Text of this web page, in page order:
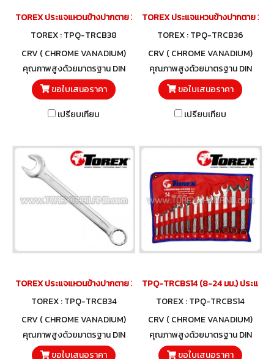
TOREX ประแจแหวนข้างปากตาย 38 มม.
TOREX : TPQ-TRCB38
CRV ( CHROME VANADIUM)
คุณภาพสูงด้วยมาตรฐาน DIN
3113 และวัสดุโครมวานาเดียม
ขอใบเสนอราคา
เปรียบเทียบ
TOREX ประแจแหวนข้างปากตาย 36
TOREX : TPQ-TRCB36
CRV ( CHROME VANADIUM)
คุณภาพสูงด้วยมาตรฐาน DIN
3113 และวัสดุโครมวานาเดียม
ขอใบเสนอราคา
เปรียบเทียบ
TOREX ประแจแหวนข้างปากตาย 34 มม.
TOREX : TPQ-TRCB34
CRV ( CHROME VANADIUM)
คุณภาพสูงด้วยมาตรฐาน DIN
3113 และวัสดุโครมวานาเดียม
ขอใบเสนอราคา
TPQ-TRCBS14 (8-24 มม.) ประแจแ
TOREX : TPQ-TRCBS14
CRV ( CHROME VANADIUM)
คุณภาพสูงด้วยมาตรฐาน DIN
3113 และวัสดุโครมวานาเดียม
ขอใบเสนอราคา